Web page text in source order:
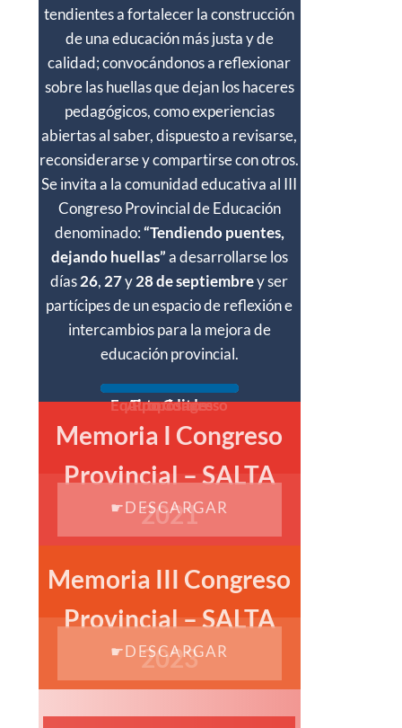
tendientes a fortalecer la construcción
de una educación más justa y de
calidad; convocándonos a reflexionar
sobre las huellas que dejan los haceres
pedagógicos, como experiencias
abiertas al saber, dispuesto a revisarse,
reconsiderarse y compartirse con otros.
Se invita a la comunidad educativa al III
Congreso Provincial de Educación
denominado:“Tendiendo puentes,
dejando huellas”a desarrollarse los
días26, 27y28 de septiembrey ser
partícipes de un espacio de reflexión e
intercambios para la mejora de
educación provincial.
Autoridades
Equipo Congreso
Propósitos
Memoria I Congreso
Provincial – SALTA
2021
ACCEDER
Memoria III Congreso
Provincial – SALTA
2023
ACCEDER